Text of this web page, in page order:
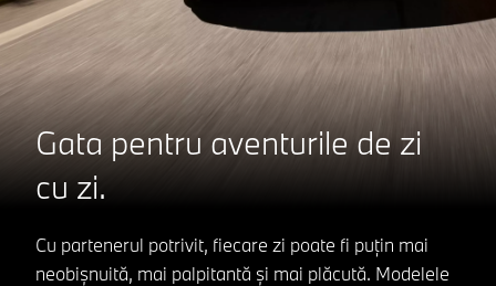
Gata pentru aventurile de zi
cu zi.
Cu partenerul potrivit, fiecare zi poate fi puțin mai
neobișnuită, mai palpitantă și mai plăcută. Modelele